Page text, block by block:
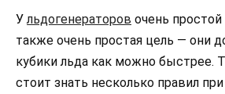
Ульдогенераторов очень
также очень простая цель — они
кубики льда как можно быстрее.
стоит знать несколько правил